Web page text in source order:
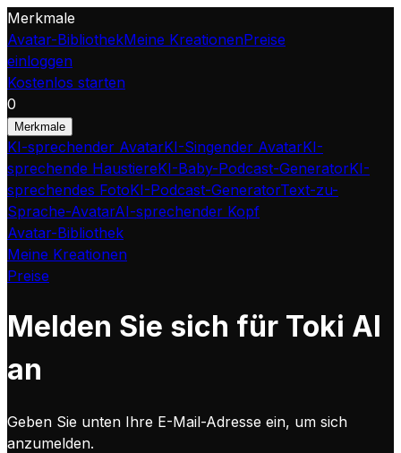
Merkmale
Avatar-BibliothekMeine KreationenPreise
einloggen
Kostenlos starten
0
Merkmale
KI-sprechender AvatarKI-Singender AvatarKI-
sprechende HaustiereKI-Baby-Podcast-GeneratorKI-
sprechendes FotoKI-Podcast-GeneratorText-zu-
Sprache-AvatarAI-sprechender Kopf
Avatar-Bibliothek
Meine Kreationen
Preise
Melden Sie sich für Toki AI
an
Geben Sie unten Ihre E-Mail-Adresse ein, um sich
anzumelden.